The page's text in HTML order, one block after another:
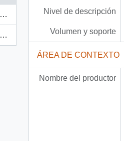
Nivel de descripción
Volumen y soporte
ÁREA DE CONTEXTO
Nombre del productor